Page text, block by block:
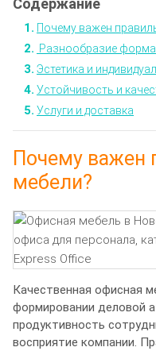
Почему важен
Разнообразие
Эстетика и
Устойчивость и
Услуги и доставка
Почему важен
мебели?
Качественная офисная
формировании деловой
продуктивность
восприятие компании.